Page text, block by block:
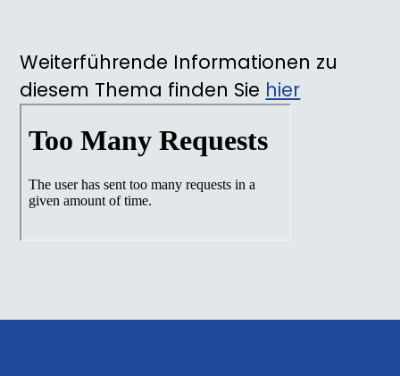
Weiterführende Informationen zu
diesem Thema finden Sie hier